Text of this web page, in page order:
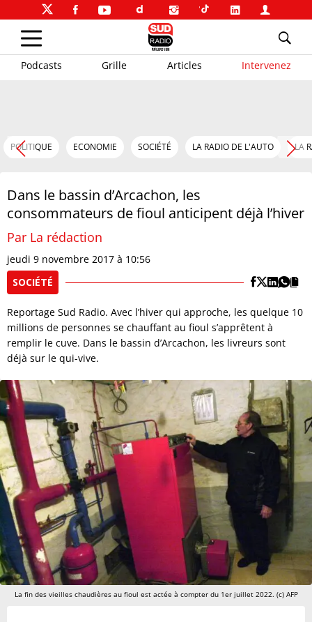
Podcasts Grille Articles Intervenez
POLITIQUE ECONOMIE SOCIÉTÉ LA RADIO DE L'AUTO LA
Dans le bassin d’Arcachon, les
consommateurs de fioul anticipent déjà l’hiver
Par La rédaction
jeudi 9 novembre 2017 à 10:56
SOCIÉTÉ
Reportage Sud Radio. Avec l’hiver qui approche, les quelque 10
millions de personnes se chauffant au fioul s’apprêtent à
remplir le cuve. Dans le bassin d’Arcachon, les livreurs sont
déjà sur le qui-vive.
La fin des vieilles chaudières au fioul est actée à compter du 1er juillet 2022. (c) AFP